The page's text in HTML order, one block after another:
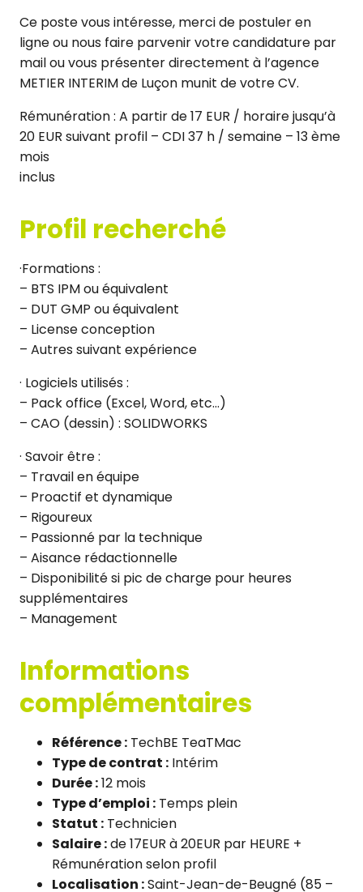
Ce poste vous intéresse, merci de postuler en
ligne ou nous faire parvenir votre candidature par
mail ou vous présenter directement à l’agence
METIER INTERIM de Luçon munit de votre CV.
Rémunération : A partir de 17 EUR / horaire jusqu’à
20 EUR suivant profil – CDI 37 h / semaine – 13 ème
mois
inclus
Profil recherché
·Formations :
– BTS IPM ou équivalent
– DUT GMP ou équivalent
– License conception
– Autres suivant expérience
· Logiciels utilisés :
– Pack office (Excel, Word, etc…)
– CAO (dessin) : SOLIDWORKS
· Savoir être :
– Travail en équipe
– Proactif et dynamique
– Rigoureux
– Passionné par la technique
– Aisance rédactionnelle
– Disponibilité si pic de charge pour heures
supplémentaires
– Management
Informations
complémentaires
Référence : TechBE TeaTMac
Type de contrat : Intérim
Durée :12 mois
Type d’emploi : Temps plein
Statut : Technicien
Salaire :de 17EUR à 20EUR par HEURE +
Rémunération selon profil
Localisation :Saint-Jean-de-Beugné (85 –